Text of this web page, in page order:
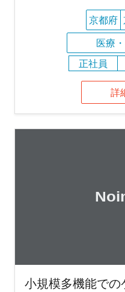
京都府
医療
正社員
詳
小規模多機能で